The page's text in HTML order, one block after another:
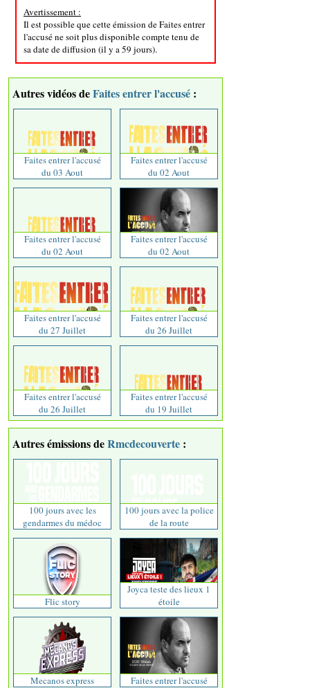
Avertissement :
Il est possible que cette émission de Faites entrer
l'accusé ne soit plus disponible compte tenu de
sa date de diffusion (il y a 59 jours).
Autres vidéos deFaites entrer l'accusé :
Faites entrer l'accusé
du 03 Aout
Faites entrer l'accusé
du 02 Aout
Faites entrer l'accusé
du 02 Aout
Faites entrer l'accusé
du 02 Aout
Faites entrer l'accusé
du 27 Juillet
Faites entrer l'accusé
du 26 Juillet
Faites entrer l'accusé
du 26 Juillet
Faites entrer l'accusé
du 19 Juillet
Autres émissions deRmcdecouverte :
100 jours avec les
gendarmes du médoc
100 jours avec la police
de la route
Flic story
Joyca teste des lieux 1
étoile
Mecanos express Faites entrer l'accusé